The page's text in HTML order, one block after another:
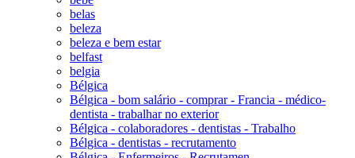
belas
beleza
beleza e bem estar
belfast
belgia
Bélgica
Bélgica - bom salário - comprar - Francia - médico-
dentista - trabalhar no exterior
Bélgica - colaboradores - dentistas - Trabalho
Bélgica - dentistas - recrutamento